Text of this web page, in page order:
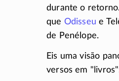
durante o
que Odisseu e
de Penélope.
Eis uma visão
versos em
livros